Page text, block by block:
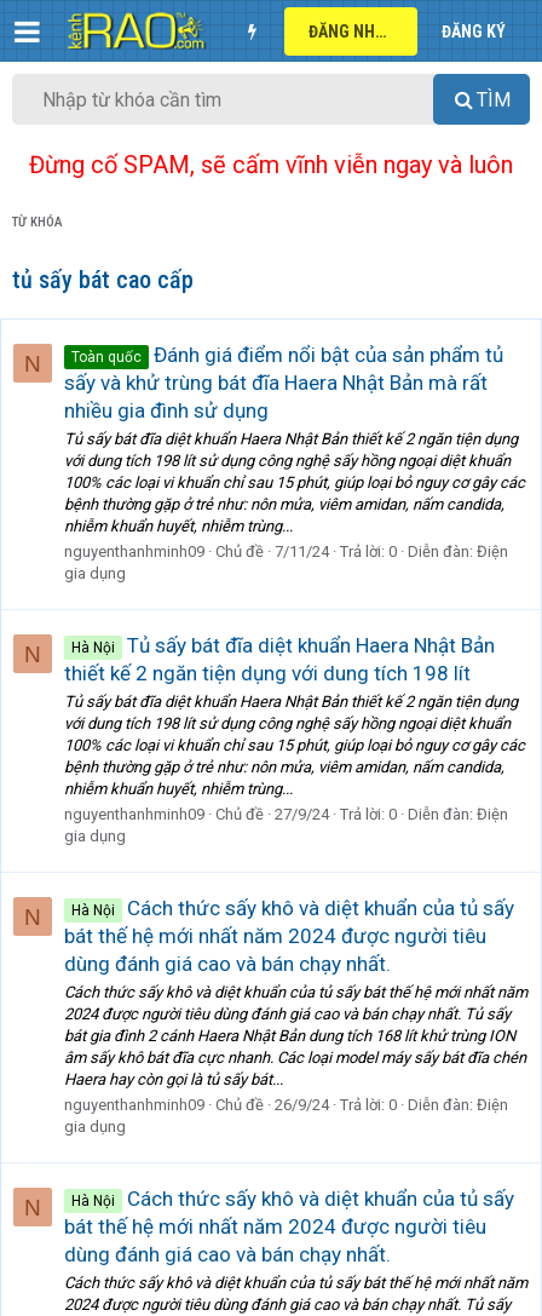
ĐĂNG NHẬP ĐĂNG KÝ
TÌM
Đừng cố SPAM, sẽ cấm vĩnh viễn ngay và luôn
TỪ KHÓA
tủ sấy bát cao cấp
N Toàn quốc
Đánh giá điểm nổi bật của sản phẩm tủ
sấy và khử trùng bát đĩa Haera Nhật Bản mà rất
nhiều gia đình sử dụng
Tủ sấy bát đĩa diệt khuẩn Haera Nhật Bản thiết kế 2 ngăn tiện dụng
với dung tích 198 lít sử dụng công nghệ sấy hồng ngoại diệt khuẩn
100% các loại vi khuẩn chỉ sau 15 phút, giúp loại bỏ nguy cơ gây các
bệnh thường gặp ở trẻ như: nôn mửa, viêm amidan, nấm candida,
nhiễm khuẩn huyết, nhiễm trùng...
nguyenthanhminh09 Chủ đề 7/11/24 Trả lời: 0 Diễn đàn: Điện
gia dụng
N Hà Nội
Tủ sấy bát đĩa diệt khuẩn Haera Nhật Bản
thiết kế 2 ngăn tiện dụng với dung tích 198 lít
Tủ sấy bát đĩa diệt khuẩn Haera Nhật Bản thiết kế 2 ngăn tiện dụng
với dung tích 198 lít sử dụng công nghệ sấy hồng ngoại diệt khuẩn
100% các loại vi khuẩn chỉ sau 15 phút, giúp loại bỏ nguy cơ gây các
bệnh thường gặp ở trẻ như: nôn mửa, viêm amidan, nấm candida,
nhiễm khuẩn huyết, nhiễm trùng...
nguyenthanhminh09 Chủ đề 27/9/24 Trả lời: 0 Diễn đàn: Điện
gia dụng
N Hà Nội
Cách thức sấy khô và diệt khuẩn của tủ sấy
bát thế hệ mới nhất năm 2024 được người tiêu
dùng đánh giá cao và bán chạy nhất.
Cách thức sấy khô và diệt khuẩn của tủ sấy bát thế hệ mới nhất năm
2024 được người tiêu dùng đánh giá cao và bán chạy nhất. Tủ sấy
bát gia đình 2 cánh Haera Nhật Bản dung tích 168 lít khử trùng ION
âm sấy khô bát đĩa cực nhanh. Các loại model máy sấy bát đĩa chén
Haera hay còn gọi là tủ sấy bát...
nguyenthanhminh09 Chủ đề 26/9/24 Trả lời: 0 Diễn đàn: Điện
gia dụng
N Hà Nội
Cách thức sấy khô và diệt khuẩn của tủ sấy
bát thế hệ mới nhất năm 2024 được người tiêu
dùng đánh giá cao và bán chạy nhất.
Cách thức sấy khô và diệt khuẩn của tủ sấy bát thế hệ mới nhất năm
2024 được người tiêu dùng đánh giá cao và bán chạy nhất. Tủ sấy